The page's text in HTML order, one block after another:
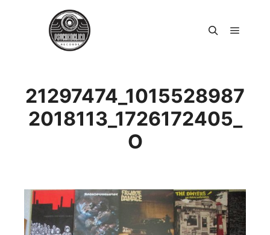
21297474_1015528987
2018113_1726172405_
O